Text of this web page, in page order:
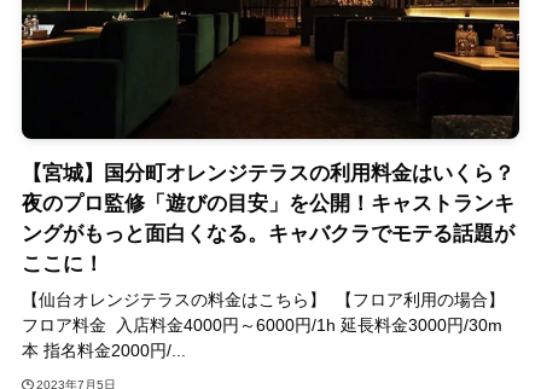
【宮城】国分町オレンジテラスの利用料金はいくら？
夜のプロ監修「遊びの目安」を公開！キャストランキ
ングがもっと面白くなる。キャバクラでモテる話題が
ここに！
【仙台オレンジテラスの料金はこちら】 【フロア利用の場合】
フロア料金 入店料金4000円～6000円/1h 延長料金3000円/30m
本 指名料金2000円/...
2023年7月5日